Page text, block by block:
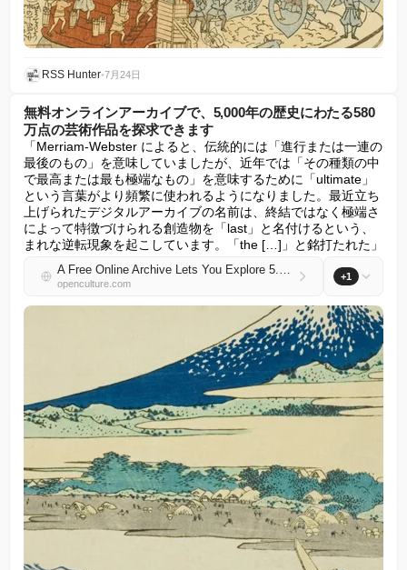
RSS Hunter•7月24日
無料オンラインアーカイブで、5,000年の歴史にわたる580
万点の芸術作品を探求できます
「Merriam-Webster によると、伝統的には「進行または一連の
最後のもの」を意味していましたが、近年では「その種類の中
で最高または最も極端なもの」を意味するために「ultimate」
という言葉がより頻繁に使われるようになりました。最近立ち
上げられたデジタルアーカイブの名前は、終結ではなく極端さ
によって特徴づけられる創造物を「last」と名付けるという、
まれな逆転現象を起こしています。「the […]」と銘打たれた」
A Free Online Archive Lets You Explore 5.8 Million Works of Art Spanning 5,000 Years of History
openculture.com
+1